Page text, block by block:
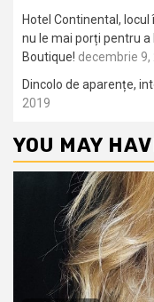
Hotel Continental,
nu le mai porți pentru a
Boutique! decembrie 9,
Dincolo de aparențe,
2019
YOU MAY